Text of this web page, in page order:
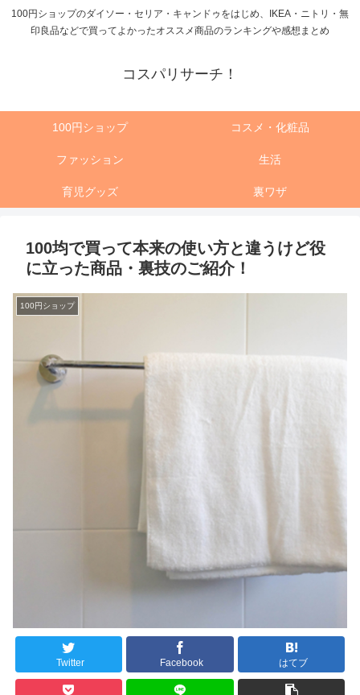
100円ショップのダイソー・セリア・キャンドゥをはじめ、IKEA・ニトリ・無
印良品などで買ってよかったオススメ商品のランキングや感想まとめ
コスパリサーチ！
100円ショップ コスメ・化粧品
ファッション 生活
育児グッズ 裏ワザ
100均で買って本来の使い方と違うけど役
に立った商品・裏技のご紹介！
100円ショップ
Twitter Facebook はてブ